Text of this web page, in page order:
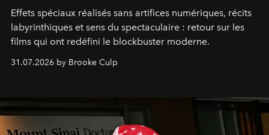
Effets spéciaux réalisés sans artifices numériques, récits
labyrinthiques et sens du spectaculaire : retour sur les
films qui ont redéfini le blockbuster moderne.
31.07.2026 by Brooke Culp